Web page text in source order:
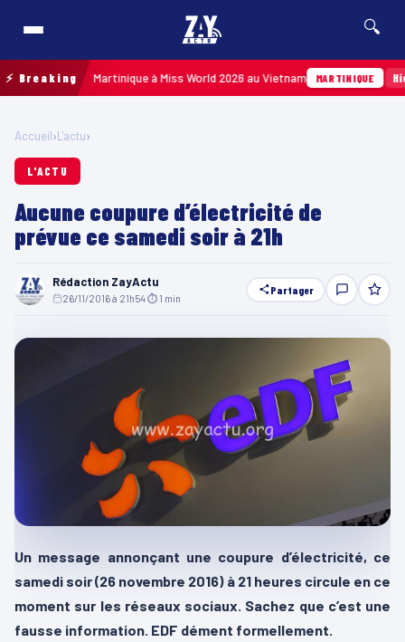
🔍
⚡ Breakingla Martinique à Miss World 2026 au Vietnam MARTINIQUE Hier ·
Accueil›L'actu›
L'ACTU
Aucune coupure d’électricité de
prévue ce samedi soir à 21h
Rédaction ZayActu
26/11/2016 à 21h54⏱ 1 min
Partager
Un message annonçant une coupure d’électricité, ce
samedi soir (26 novembre 2016) à 21 heures circule en ce
moment sur les réseaux sociaux. Sachez que c’est une
fausse information. EDF dément formellement.